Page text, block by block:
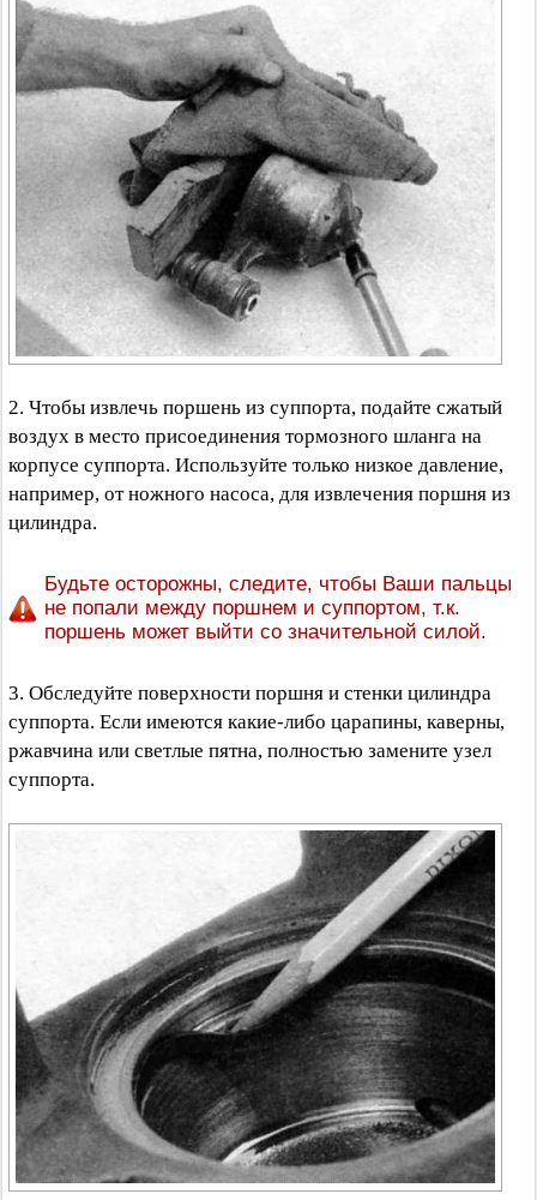
2. Чтобы извлечь поршень из суппорта, подайте сжатый
воздух в место присоединения тормозного шланга на
корпусе суппорта. Используйте только низкое давление,
например, от ножного насоса, для извлечения поршня из
цилиндра.
Будьте осторожны, следите, чтобы Ваши пальцы
не попали между поршнем и суппортом, т.к.
поршень может выйти со значительной силой.
3. Обследуйте поверхности поршня и стенки цилиндра
суппорта. Если имеются какие-либо царапины, каверны,
ржавчина или светлые пятна, полностью замените узел
суппорта.